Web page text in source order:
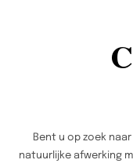
Bent u op zoek naar
natuurlijke afwerking